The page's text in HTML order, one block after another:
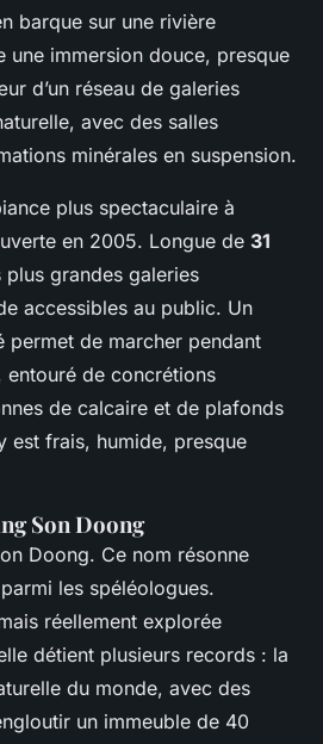
barque sur une rivière
une immersion douce, presque
d’un réseau de galeries
avec des salles
minérales en suspension.
plus spectaculaire à
en 2005. Longue de 31
plus grandes galeries
accessibles au public. Un
permet de marcher pendant
entouré de concrétions
de calcaire et de plafonds
est frais, humide, presque
Son Doong
Doong. Ce nom résonne
les spéléologues.
réellement explorée
détient plusieurs records : la
du monde, avec des
un immeuble de 40